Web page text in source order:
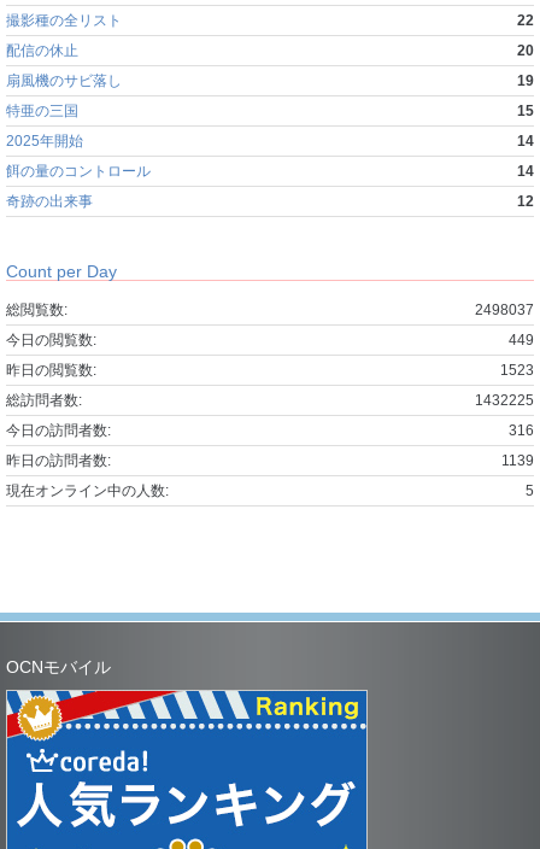
撮影種の全リスト
22
配信の休止
20
扇風機のサビ落し
19
特亜の三国
15
2025年開始
14
餌の量のコントロール
14
奇跡の出来事
12
Count per Day
2498037
総閲覧数:
449
今日の閲覧数:
1523
昨日の閲覧数:
1432225
総訪問者数:
316
今日の訪問者数:
1139
昨日の訪問者数:
5
現在オンライン中の人数:
OCNモバイル